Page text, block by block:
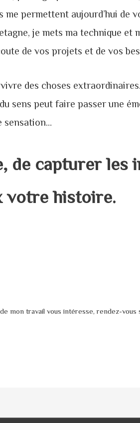
permettent aujourd’hui de
je mets ma technique et
de vos projets et de vos
des choses
sens peut faire passer une
sensation…
de capturer les
votre histoire.
mon travail vous intéresse, rendez-vous